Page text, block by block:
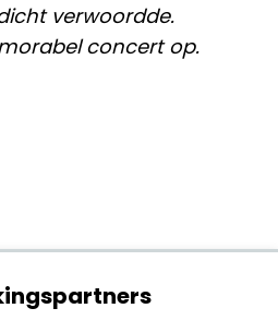
verwoordde.
concert op.